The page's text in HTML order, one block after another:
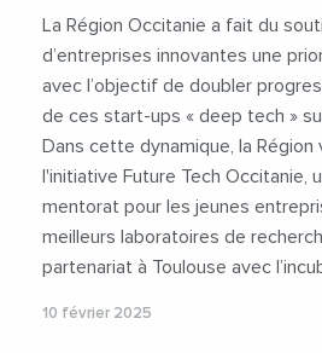
La Région Occitanie a fait du
d’entreprises innovantes une
avec l’objectif de doubler
de ces start-ups « deep tech »
Dans cette dynamique, la Région
l'initiative Future Tech Occitanie,
mentorat pour les jeunes
meilleurs laboratoires de
partenariat à Toulouse avec
10 février 2025